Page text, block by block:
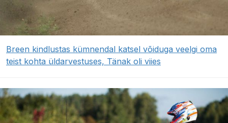
Breen kindlustas kümnendal katsel võiduga veelgi oma
teist kohta üldarvestuses, Tänak oli viies